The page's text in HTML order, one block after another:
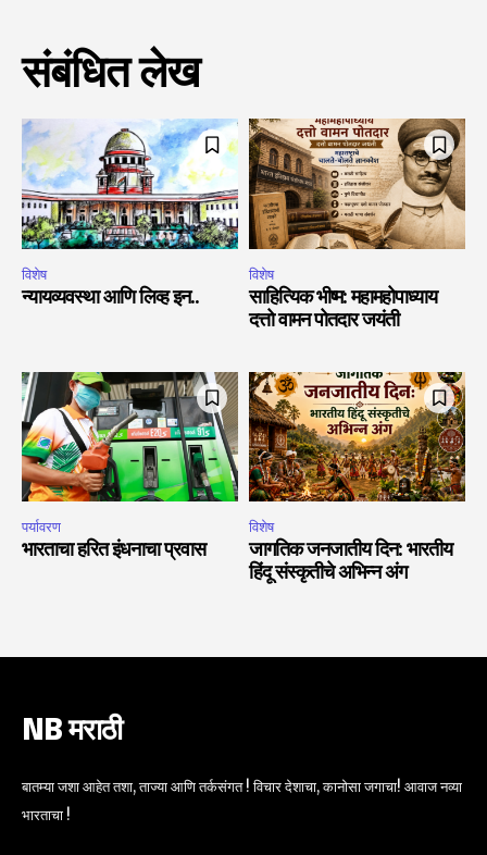
संबंधित लेख
विशेष
न्यायव्यवस्था आणि लिव्ह इन..
विशेष
साहित्यिक भीष्म: महामहोपाध्याय
दत्तो वामन पोतदार जयंती
पर्यावरण
भारताचा हरित इंधनाचा प्रवास
विशेष
जागतिक जनजातीय दिन: भारतीय
हिंदू संस्कृतीचे अभिन्न अंग
NB मराठी
बातम्या जशा आहेत तशा, ताज्या आणि तर्कसंगत ! विचार देशाचा, कानोसा जगाचा! आवाज नव्या
भारताचा !